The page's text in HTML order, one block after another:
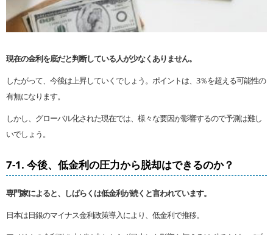
現在の金利を底だと判断している人が少なくありません。
したがって、今後は上昇していくでしょう。ポイントは、3％を超える可能性の
有無になります。
しかし、グローバル化された現在では、様々な要因が影響するので予測は難し
いでしょう。
7-1. 今後、低金利の圧力から脱却はできるのか？
専門家によると、しばらくは低金利が続くと言われています。
日本は日銀のマイナス金利政策導入により、低金利で推移。